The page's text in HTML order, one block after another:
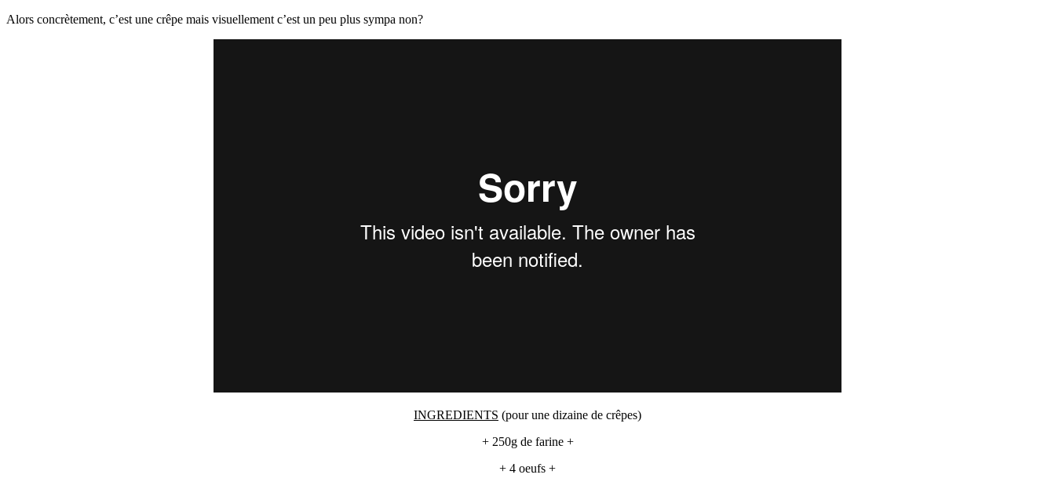
Alors concrètement, c’est une crêpe mais visuellement c’est un peu plus sympa non?
INGREDIENTS (pour une dizaine de crêpes)
+ 250g de farine +
+ 4 oeufs +